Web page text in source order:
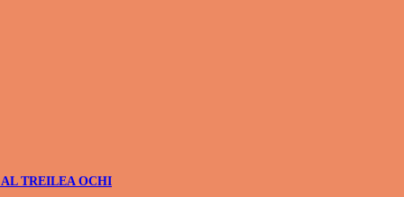
TREILEA OCHI